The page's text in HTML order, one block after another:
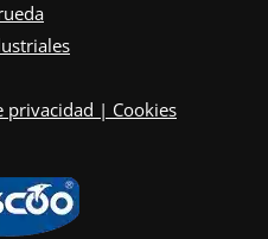
privacidad | Cookies